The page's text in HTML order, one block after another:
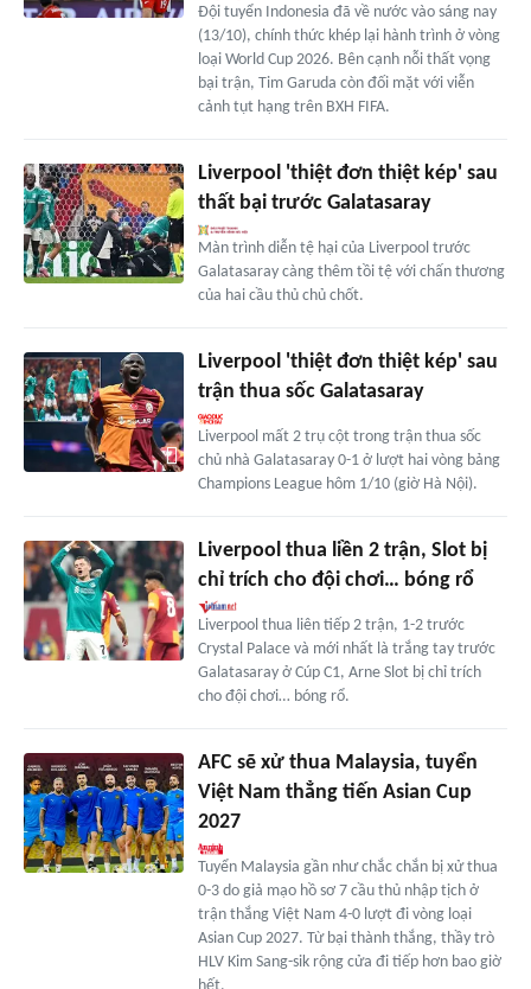
Đội tuyển Indonesia đã về nước vào sáng nay
(13/10), chính thức khép lại hành trình ở vòng
loại World Cup 2026. Bên cạnh nỗi thất vọng
bại trận, Tim Garuda còn đối mặt với viễn
cảnh tụt hạng trên BXH FIFA.
Liverpool 'thiệt đơn thiệt kép' sau
thất bại trước Galatasaray
Màn trình diễn tệ hại của Liverpool trước
Galatasaray càng thêm tồi tệ với chấn thương
của hai cầu thủ chủ chốt.
Liverpool 'thiệt đơn thiệt kép' sau
trận thua sốc Galatasaray
Liverpool mất 2 trụ cột trong trận thua sốc
chủ nhà Galatasaray 0-1 ở lượt hai vòng bảng
Champions League hôm 1/10 (giờ Hà Nội).
Liverpool thua liền 2 trận, Slot bị
chỉ trích cho đội chơi… bóng rổ
Liverpool thua liên tiếp 2 trận, 1-2 trước
Crystal Palace và mới nhất là trắng tay trước
Galatasaray ở Cúp C1, Arne Slot bị chỉ trích
cho đội chơi… bóng rổ.
AFC sẽ xử thua Malaysia, tuyển
Việt Nam thẳng tiến Asian Cup
2027
Tuyển Malaysia gần như chắc chắn bị xử thua
0-3 do giả mạo hồ sơ 7 cầu thủ nhập tịch ở
trận thắng Việt Nam 4-0 lượt đi vòng loại
Asian Cup 2027. Từ bại thành thắng, thầy trò
HLV Kim Sang-sik rộng cửa đi tiếp hơn bao giờ